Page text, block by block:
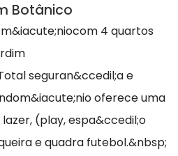
Botânico
4 quartos
seguran&ccedil;a e
oferece uma
(play, espa&ccedil;o
e quadra futebol.&nbsp;